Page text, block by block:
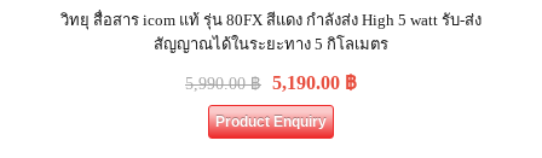
วิทยุ สื่อสาร icom แท้ รุ่น 80FX สีแดง กำลังส่ง High 5 watt รับ-ส่ง
สัญญาณได้ในระยะทาง 5 กิโลเมตร
5,990.00฿ 5,190.00 ฿
Product Enquiry